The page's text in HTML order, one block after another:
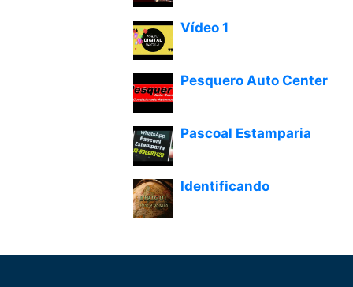
Vídeo 1
Pesquero Auto Center
Pascoal Estamparia
Identificando